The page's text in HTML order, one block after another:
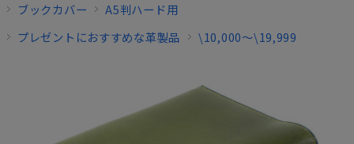
ブックカバー
A5判ハード用
プレゼントにおすすめな革製品
\10,000～\19,999